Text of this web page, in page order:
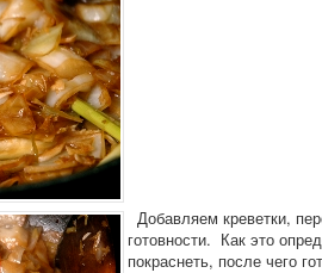
Добавляем креветки,
готовности. Как это
покраснеть, после чего